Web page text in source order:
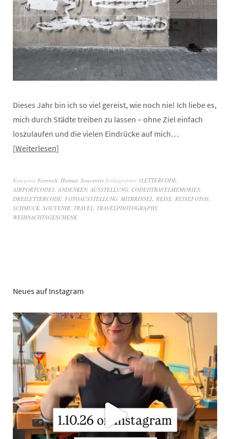
Dieses Jahr bin ich so viel gereist, wie noch nie! Ich liebe es,
mich durch Städte treiben zu lassen – ohne Ziel einfach
loszulaufen und die vielen Eindrücke auf mich…
Weiterlesen
Kategorie Fernweh Heimat Souvenirs Schlagwörter 3LETTERCODE
AIRPORTCODES ANDENKEN, AUSSTELLUNG CODEDTRAVELMEMORIES
DREILETTERCODE FOTOAUSSTELLUNG MITBRINSEL REISE REISEFOTOS
SCHMUCK, SOUVENIR TRAVEL TRAVELPHOTOGRAPHY,
WEIHNACHTSGESCHENK
Neues auf Instagram